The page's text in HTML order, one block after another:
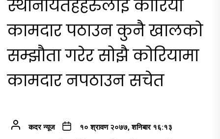
स्थानीयतहहरुलाई कोरिया
कामदार पठाउन कुनै खालको
सम्झौता गरेर सोझै कोरियामा
कामदार नपठाउन सचेत
कदर न्यूज १० श्रावण २०७७, शनिबार १६:१३